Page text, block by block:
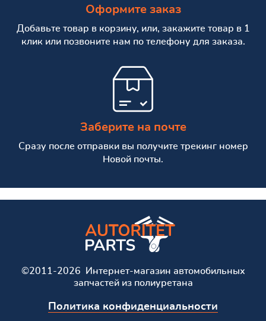
Оформите заказ
Добавьте товар в корзину, или, закажите товар в 1
клик или позвоните нам по телефону для заказа.
Заберите на почте
Сразу после отправки вы получите трекинг номер
Новой почты.
©2011-2026 Интернет-магазин автомобильных
запчастей из полиуретана
Политика конфиденциальности